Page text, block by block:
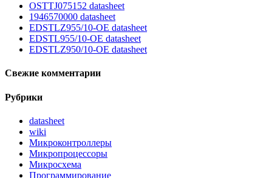
OSTTJ075152 datasheet
1946570000 datasheet
EDSTLZ955/10-OE datasheet
EDSTL955/10-OE datasheet
EDSTLZ950/10-OE datasheet
Свежие комментарии
Рубрики
datasheet
wiki
Микроконтроллеры
Микропроцессоры
Микросхема
Программирование